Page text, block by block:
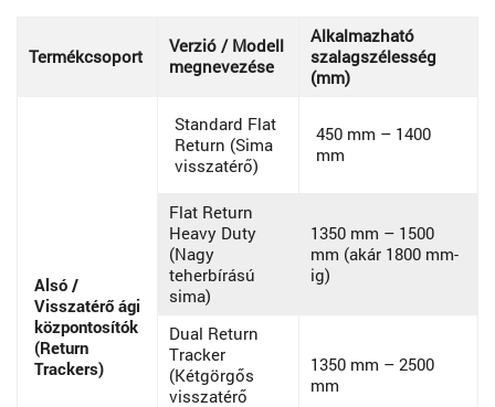
Termékcsoport
Verzió / Modell
megnevezése
Alkalmazható
szalagszélesség
(mm)
Alsó /
Visszatérő ági
központosítók
(Return
Trackers)
Standard Flat
Return (Sima
visszatérő)
450 mm – 1400
mm
Flat Return
Heavy Duty
(Nagy
teherbírású
sima)
1350 mm – 1500
mm (akár 1800 mm-
ig)
Dual Return
Tracker
(Kétgörgős
visszatérő
1350 mm – 2500
mm